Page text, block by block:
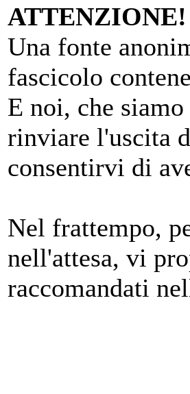
Una fonte
fascicolo
E noi, che
rinviare l'uscita
consentirvi di
Nel frattempo,
nell'attesa, vi
raccomandati